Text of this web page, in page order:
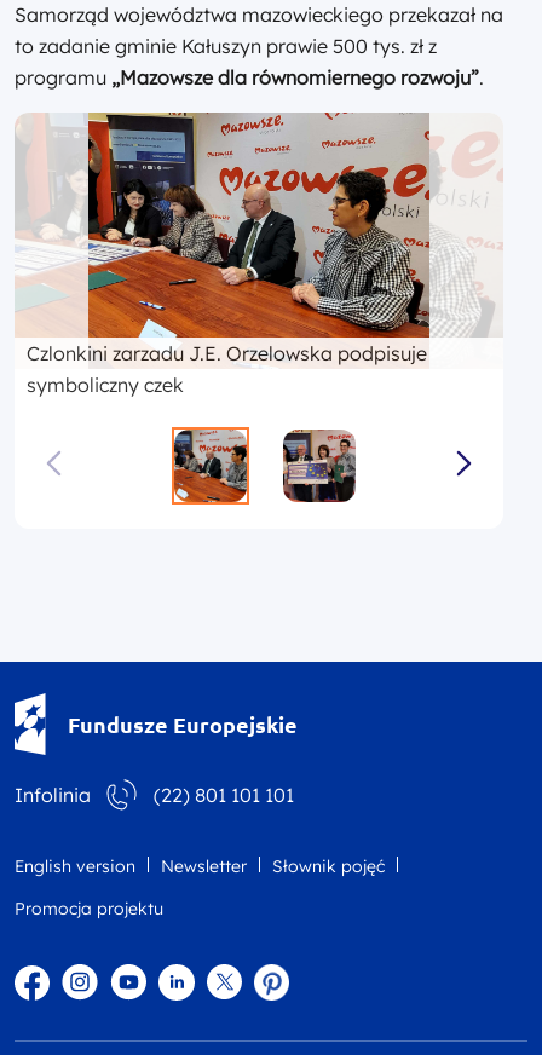
Samorząd województwa mazowieckiego przekazał na
to zadanie gminie Kałuszyn prawie 500 tys. zł z
programu „Mazowsze dla równomiernego rozwoju”.
Czlonkini zarzadu J.E. Orzelowska podpisuje
symboliczny czek
Fundusze Europejskie
Infolinia (22) 801 101 101
English version Newsletter
Słownik pojęć
Promocja projektu
FacebookInstagram
YouTubeLinkedintwitterPinterest